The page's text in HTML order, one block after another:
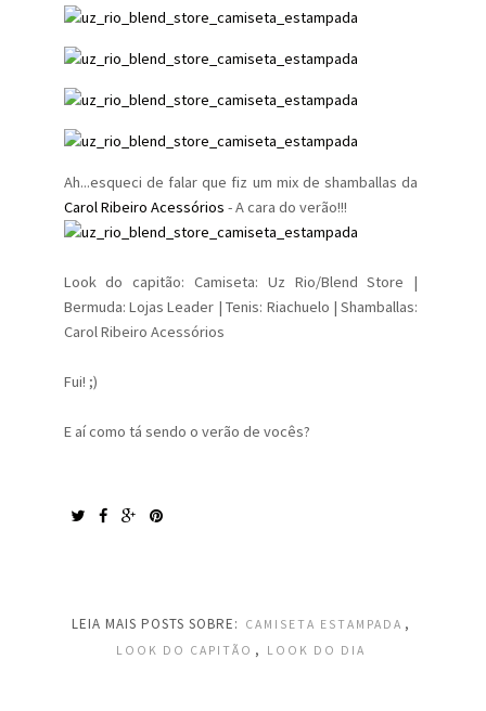
Ah...esqueci de falar que fiz um mix de shamballas da
Carol Ribeiro Acessórios - A cara do verão!!!
Look do capitão: Camiseta: Uz Rio/Blend Store |
Bermuda: Lojas Leader | Tenis: Riachuelo | Shamballas:
Carol Ribeiro Acessórios
Fui! ;)
E aí como tá sendo o verão de vocês?
LEIA MAIS POSTS SOBRE: CAMISETA ESTAMPADA ,
LOOK DO CAPITÃO , LOOK DO DIA